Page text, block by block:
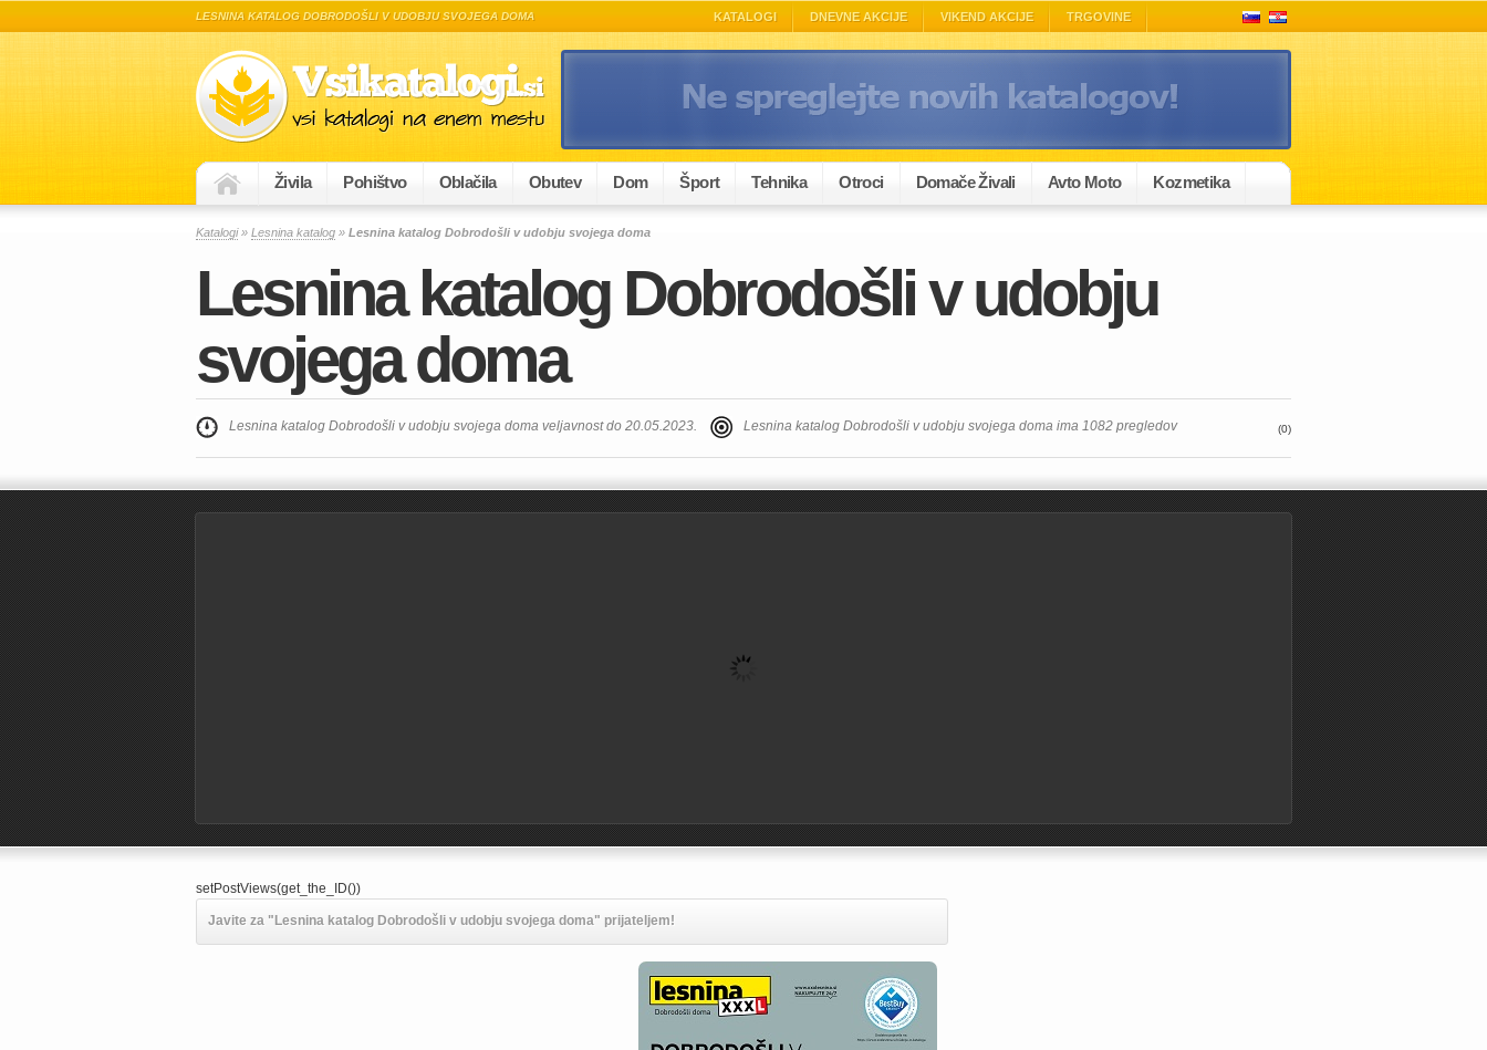
LESNINA KATALOG DOBRODOŠLI V UDOBJU SVOJEGA DOMA KATALOGI DNEVNE AKCIJE VIKEND AKCIJE TRGOVINE
Živila Pohištvo Oblačila Obutev Dom Šport Tehnika Otroci Domače Živali Avto Moto Kozmetika
Katalogi» Lesnina katalog » Lesnina katalog Dobrodošli v udobju svojega doma
Lesnina katalog Dobrodošli v udobju
svojega doma
Lesnina katalog Dobrodošli v udobju svojega doma veljavnost do 20.05.2023. Lesnina katalog Dobrodošli v udobju svojega doma ima 1082 pregledov (0)
setPostViews(get_the_ID())
Javite za "Lesnina katalog Dobrodošli v udobju svojega doma" prijateljem!